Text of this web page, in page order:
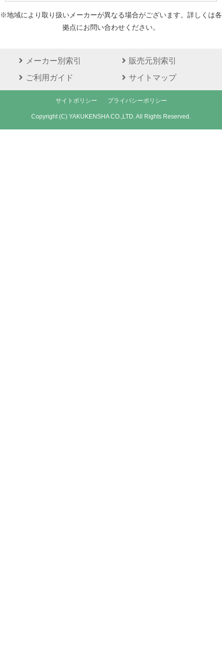
※地域により取り扱いメーカーが異なる場合がございます。詳しくは各
拠点にお問い合わせください。
メーカー別索引
販売元別索引
ご利用ガイド
サイトマップ
サイトポリシー プライバシーポリシー
Copyright (C) YAKUKENSHA CO.,LTD. All Rights Reserved.